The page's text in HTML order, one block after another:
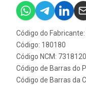
Código do
Código: 180180
Código NCM:
Código de Barras do
Código de Barras da